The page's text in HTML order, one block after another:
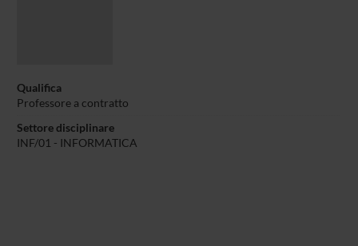
Qualifica
Professore a contratto
Settore disciplinare
INF/01 - INFORMATICA